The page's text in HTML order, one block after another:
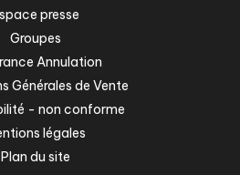
presse
Groupes
Annulation
Générales de Vente
- non conforme
légales
Plan du site